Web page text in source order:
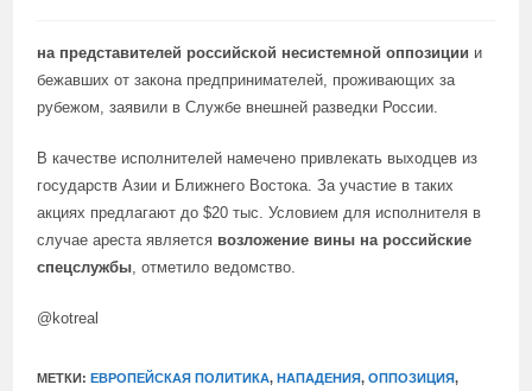
на представителей российской несистемной оппозиции и
бежавших от закона предпринимателей, проживающих за
рубежом, заявили в Службе внешней разведки России.
В качестве исполнителей намечено привлекать выходцев из
государств Азии и Ближнего Востока. За участие в таких
акциях предлагают до $20 тыс. Условием для исполнителя в
случае ареста является возложение вины на российские
спецслужбы, отметило ведомство.
@kotreal
МЕТКИ:ЕВРОПЕЙСКАЯ ПОЛИТИКА, НАПАДЕНИЯ, ОППОЗИЦИЯ,